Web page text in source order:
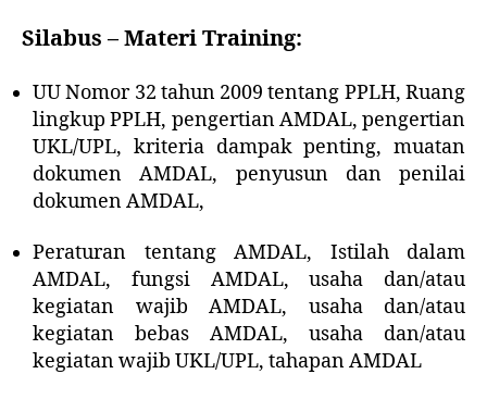
Silabus – Materi Training:
UU Nomor 32 tahun 2009 tentang PPLH, Ruang
lingkup PPLH, pengertian AMDAL, pengertian
UKL/UPL, kriteria dampak penting, muatan
dokumen AMDAL, penyusun dan penilai
dokumen AMDAL,
Peraturan tentang AMDAL, Istilah dalam
AMDAL, fungsi AMDAL, usaha dan/atau
kegiatan wajib AMDAL, usaha dan/atau
kegiatan bebas AMDAL, usaha dan/atau
kegiatan wajib UKL/UPL, tahapan AMDAL